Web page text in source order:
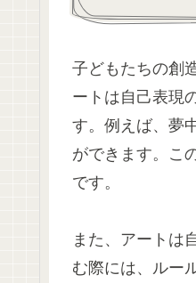
子どもたちの創
ートは自己表現
す。例えば、夢
ができます。こ
です。
また、アートは
む際には、ルー